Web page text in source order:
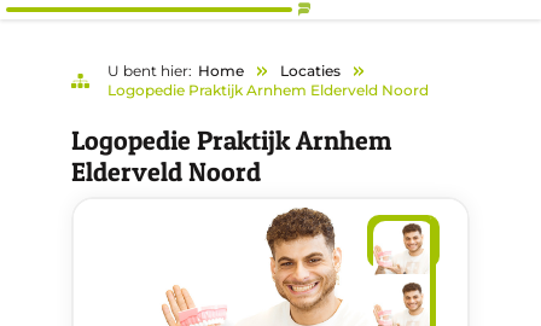
U bent hier: Home
Locaties
Logopedie Praktijk Arnhem Elderveld Noord
Logopedie Praktijk Arnhem
Elderveld Noord